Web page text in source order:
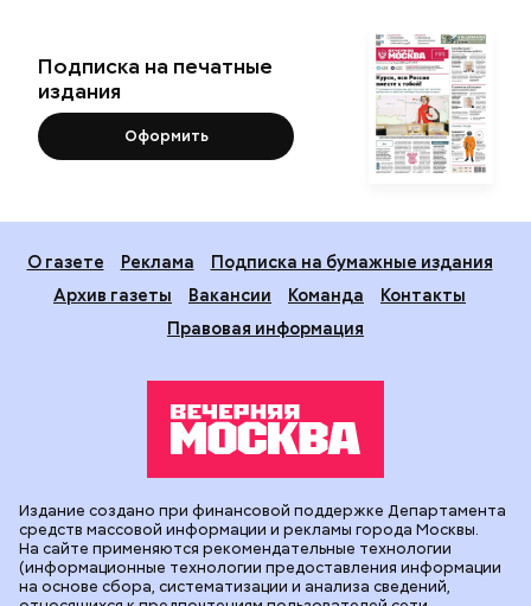
Подписка на печатные
издания
Оформить
О газете Реклама
Подписка на бумажные издания
Архив газеты
Вакансии Команда
Контакты
Правовая информация
Издание создано при финансовой поддержке Департамента
средств массовой информации и рекламы города Москвы.
На сайте применяются рекомендательные технологии
(информационные технологии предоставления информации
на основе сбора, систематизации и анализа сведений,